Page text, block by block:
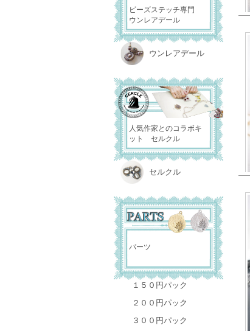
ビーズステッチ専門
ウンレアデール
ウンレアデール
人気作家とのコラボキ
ット セルクル
セルクル
パーツ
１５０円パック
２００円パック
３００円パック